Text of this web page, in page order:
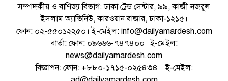
সম্পাদকীয় ও বাণিজ্য বিভাগ: ঢাকা ট্রেড সেন্টার, ৯৯, কাজী নজরুল
ইসলাম অ্যাভিনিউ, কারওয়ান বাজার, ঢাকা-১২১৫।
ফোন: ০২-৫৫০১২২৫০। ই-মেইল: info@dailyamardesh.com
বার্তা: ফোন: ০৯৬৬৬-৭৪৭৪০০। ই-মেইল:
news@dailyamardesh.com
বিজ্ঞাপন: ফোন: +৮৮০-১৭১৫-০২৫৪৩৪ । ই-মেইল: